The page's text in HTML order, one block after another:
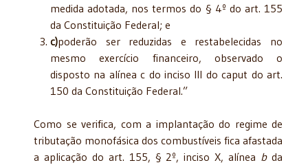
medida adotada, nos termos do § 4º do art. 155
da Constituição Federal; e
c)poderão ser reduzidas e restabelecidas no
mesmo exercício financeiro, observado o
disposto na alínea c do inciso III do caput do art.
150 da Constituição Federal.”
Como se verifica, com a implantação do regime de
tributação monofásica dos combustíveis fica afastada
a aplicação do art. 155, § 2º, inciso X, alínea bda